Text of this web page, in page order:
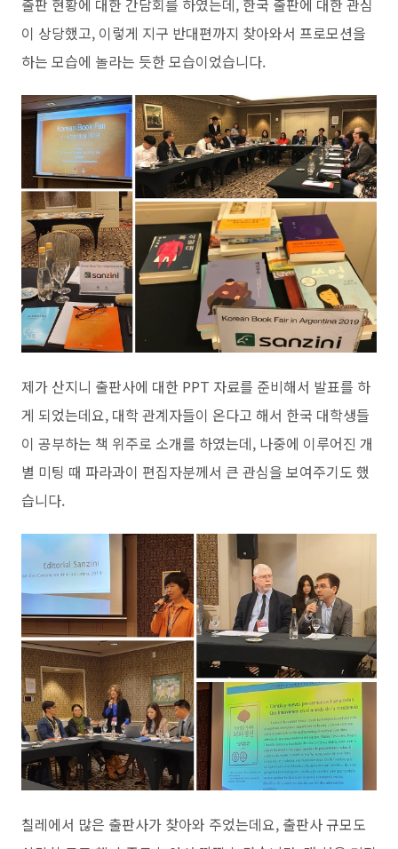
출판 현황에 대한 간담회를 하였는데, 한국 출판에 대한 관심
이 상당했고, 이렇게 지구 반대편까지 찾아와서 프로모션을
하는 모습에 놀라는 듯한 모습이었습니다.
제가 산지니 출판사에 대한 PPT 자료를 준비해서 발표를 하
게 되었는데요, 대학 관계자들이 온다고 해서 한국 대학생들
이 공부하는 책 위주로 소개를 하였는데, 나중에 이루어진 개
별 미팅 때 파라과이 편집자분께서 큰 관심을 보여주기도 했
습니다.
칠레에서 많은 출판사가 찾아와 주었는데요, 출판사 규모도